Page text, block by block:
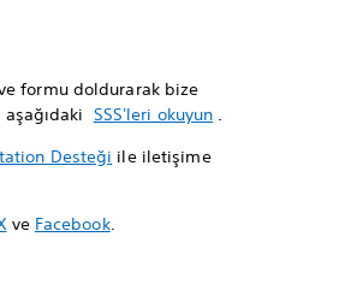
formu doldurarak bize
SSS'leri okuyun .
Desteği ile iletişime
ve Facebook.